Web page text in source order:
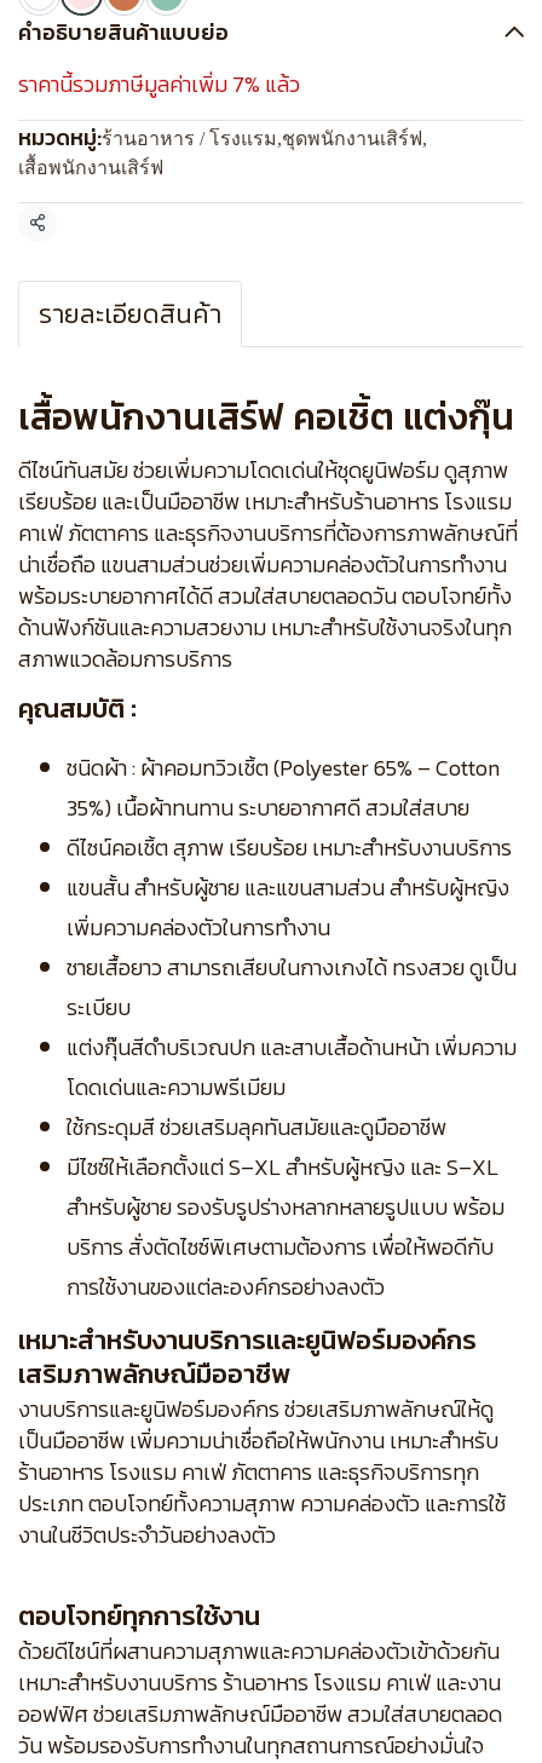
คำอธิบายสินค้าแบบย่อ
ราคานี้รวมภาษีมูลค่าเพิ่ม 7% แล้ว
หมวดหมู่:ร้านอาหาร / โรงแรม,ชุดพนักงานเสิร์ฟ,
เสื้อพนักงานเสิร์ฟ
แชร์
รายละเอียดสินค้า
เสื้อพนักงานเสิร์ฟ คอเชิ้ต แต่งกุ๊น
ดีไซน์ทันสมัย ช่วยเพิ่มความโดดเด่นให้ชุดยูนิฟอร์ม ดูสุภาพ
เรียบร้อย และเป็นมืออาชีพ เหมาะสำหรับร้านอาหาร โรงแรม
คาเฟ่ ภัตตาคาร และธุรกิจงานบริการที่ต้องการภาพลักษณ์ที่
น่าเชื่อถือ แขนสามส่วนช่วยเพิ่มความคล่องตัวในการทำงาน
พร้อมระบายอากาศได้ดี สวมใส่สบายตลอดวัน ตอบโจทย์ทั้ง
ด้านฟังก์ชันและความสวยงาม เหมาะสำหรับใช้งานจริงในทุก
สภาพแวดล้อมการบริการ
คุณสมบัติ :
ชนิดผ้า : ผ้าคอมทวิวเชิ้ต (Polyester 65% – Cotton
35%) เนื้อผ้าทนทาน ระบายอากาศดี สวมใส่สบาย
ดีไซน์คอเชิ้ต สุภาพ เรียบร้อย เหมาะสำหรับงานบริการ
แขนสั้น สำหรับผู้ชาย และแขนสามส่วน สำหรับผู้หญิง
เพิ่มความคล่องตัวในการทำงาน
ชายเสื้อยาว สามารถเสียบในกางเกงได้ ทรงสวย ดูเป็น
ระเบียบ
แต่งกุ๊นสีดำบริเวณปก และสาบเสื้อด้านหน้า เพิ่มความ
โดดเด่นและความพรีเมียม
ใช้กระดุมสี ช่วยเสริมลุคทันสมัยและดูมืออาชีพ
มีไซซ์ให้เลือกตั้งแต่ S–XL สำหรับผู้หญิง และ S–XL
สำหรับผู้ชาย รองรับรูปร่างหลากหลายรูปแบบ พร้อม
บริการ สั่งตัดไซซ์พิเศษตามต้องการ เพื่อให้พอดีกับ
การใช้งานของแต่ละองค์กรอย่างลงตัว
เหมาะสำหรับงานบริการและยูนิฟอร์มองค์กร
เสริมภาพลักษณ์มืออาชีพ
งานบริการและยูนิฟอร์มองค์กร ช่วยเสริมภาพลักษณ์ให้ดู
เป็นมืออาชีพ เพิ่มความน่าเชื่อถือให้พนักงาน เหมาะสำหรับ
ร้านอาหาร โรงแรม คาเฟ่ ภัตตาคาร และธุรกิจบริการทุก
ประเภท ตอบโจทย์ทั้งความสุภาพ ความคล่องตัว และการใช้
งานในชีวิตประจำวันอย่างลงตัว
ตอบโจทย์ทุกการใช้งาน
ด้วยดีไซน์ที่ผสานความสุภาพและความคล่องตัวเข้าด้วยกัน
เหมาะสำหรับงานบริการ ร้านอาหาร โรงแรม คาเฟ่ และงาน
ออฟฟิศ ช่วยเสริมภาพลักษณ์มืออาชีพ สวมใส่สบายตลอด
วัน พร้อมรองรับการทำงานในทุกสถานการณ์อย่างมั่นใจ